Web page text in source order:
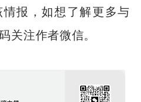
报，如想了解更多与
关注作者微信。